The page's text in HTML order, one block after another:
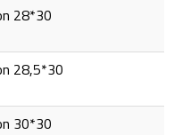
28*30
28,5*30
30*30